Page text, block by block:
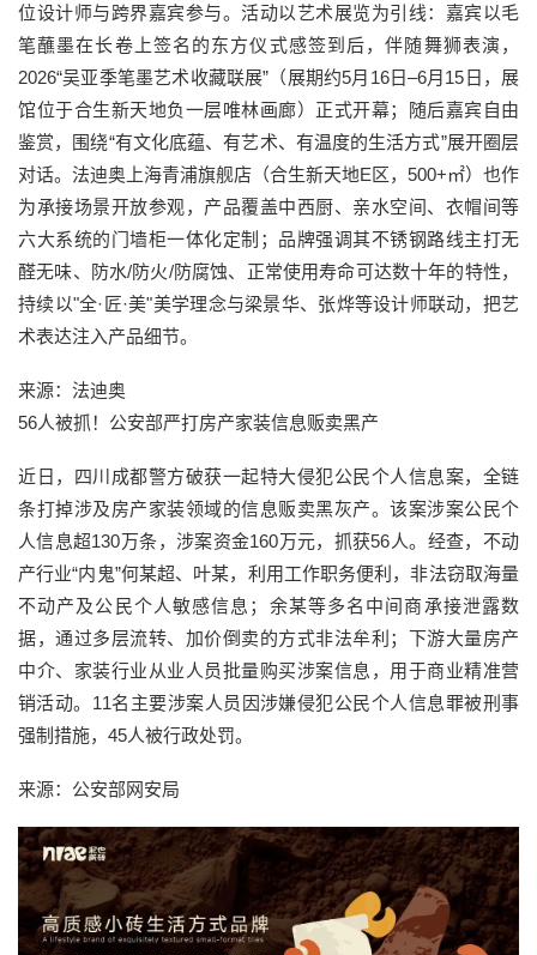
位设计师与跨界嘉宾参与。活动以艺术展览为引线：嘉宾以毛
笔蘸墨在长卷上签名的东方仪式感签到后，伴随舞狮表演，
2026“吴亚季笔墨艺术收藏联展”（展期约5月16日–6月15日，展
馆位于合生新天地负一层唯林画廊）正式开幕；随后嘉宾自由
鉴赏，围绕“有文化底蕴、有艺术、有温度的生活方式”展开圈层
对话。法迪奥上海青浦旗舰店（合生新天地E区，500+㎡）也作
为承接场景开放参观，产品覆盖中西厨、亲水空间、衣帽间等
六大系统的门墙柜一体化定制；品牌强调其不锈钢路线主打无
醛无味、防水/防火/防腐蚀、正常使用寿命可达数十年的特性，
持续以"全·匠·美"美学理念与梁景华、张烨等设计师联动，把艺
术表达注入产品细节。
来源：法迪奥
56人被抓！公安部严打房产家装信息贩卖黑产
近日，四川成都警方破获一起特大侵犯公民个人信息案，全链
条打掉涉及房产家装领域的信息贩卖黑灰产。该案涉案公民个
人信息超130万条，涉案资金160万元，抓获56人。经查，不动
产行业“内鬼”何某超、叶某，利用工作职务便利，非法窃取海量
不动产及公民个人敏感信息；余某等多名中间商承接泄露数
据，通过多层流转、加价倒卖的方式非法牟利；下游大量房产
中介、家装行业从业人员批量购买涉案信息，用于商业精准营
销活动。11名主要涉案人员因涉嫌侵犯公民个人信息罪被刑事
强制措施，45人被行政处罚。
来源：公安部网安局